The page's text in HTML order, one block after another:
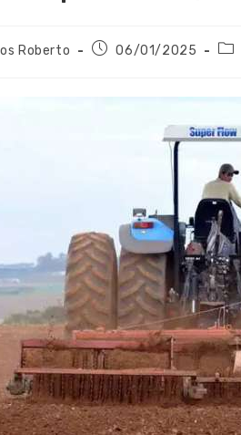
Roberto 06/01/2025